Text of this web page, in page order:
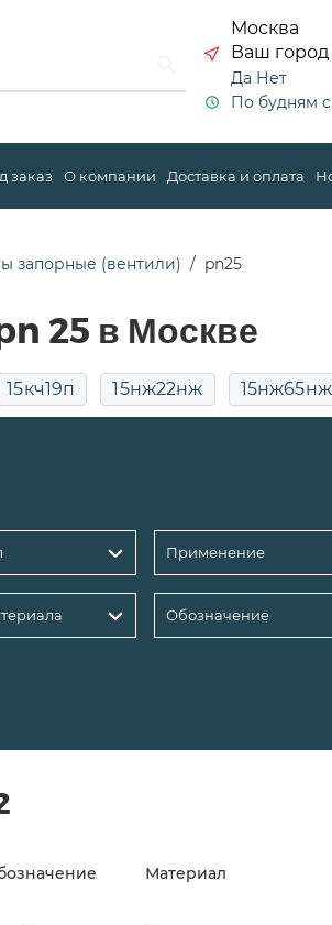
Москва
Ваш город
Да Нет
По будням с
заказ О компании Доставка и оплата
запорные (вентили) pn25
25 в Москве
15кч19п 15нж22нж 15нж65нж
Применение
Обозначение
Материал